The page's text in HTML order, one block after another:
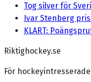
Tog silver för
Ivar Stenberg
KLART:
Riktighockey.se
För